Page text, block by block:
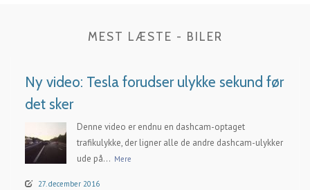
MEST LÆSTE - BILER
Ny video: Tesla forudser ulykke sekund før
det sker
Denne video er endnu en dashcam-optaget
trafikulykke, der ligner alle de andre dashcam-ulykker
ude på... Mere
27. december 2016